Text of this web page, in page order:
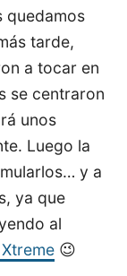
quedamos
tarde,
a tocar en
se centraron
unos
Luego la
y a
ya que
al
😉